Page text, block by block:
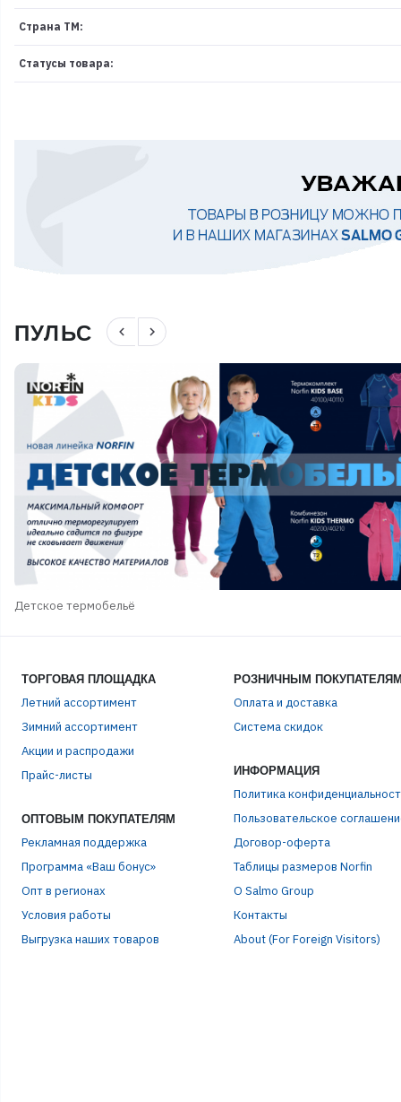
Страна ТМ:
Статусы товара:
ПУЛЬС navigate_before navigate_next
Детское термобельё
ТОРГОВАЯ ПЛОЩАДКА
Летний ассортимент
Зимний ассортимент
Акции и распродажи
Прайс-листы
ОПТОВЫМ ПОКУПАТЕЛЯМ
Рекламная поддержка
Программа «Ваш бонус»
Опт в регионах
Условия работы
Выгрузка наших товаров
РОЗНИЧНЫМ
Оплата и доставка
Система скидок
ИНФОРМАЦИЯ
Политика
Пользовательское
Договор-оферта
Таблицы размеров Norfin
О Salmo Group
Контакты
About (For Foreign Visitors)